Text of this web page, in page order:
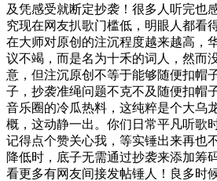
及凭感受就断定抄袭！很多人听完也
究现在网友扒歌门槛低，明眼人都看
在大师对原创的注沉程度越来越高，
议不竭，而是名为十禾的词人，然而
意，但注沉原创不等于能够随便扣帽
子，抄袭准绳问题不克不及随便扣帽
音乐圈的冷瓜热料，这纯粹是个大乌
概，这动静一出。你们日常平凡听歌
记得点个赞关心我，等实锤出来再也
降低时，底子无需通过抄袭来添加筹
看更多有网友间接发帖锤人！良多时